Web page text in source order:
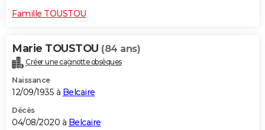
Famille TOUSTOU
Marie TOUSTOU (84 ans)
Créer une cagnotte obsèques
Naissance
12/09/1935 à Belcaire
Décès
04/08/2020 à Belcaire